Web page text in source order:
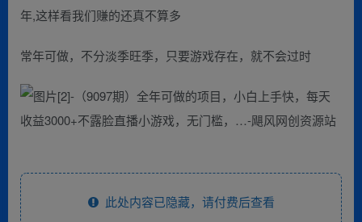
年,这样看我们赚的还真不算多
常年可做，不分淡季旺季，只要游戏存在，就不会过时
此处内容已隐藏，请付费后查看